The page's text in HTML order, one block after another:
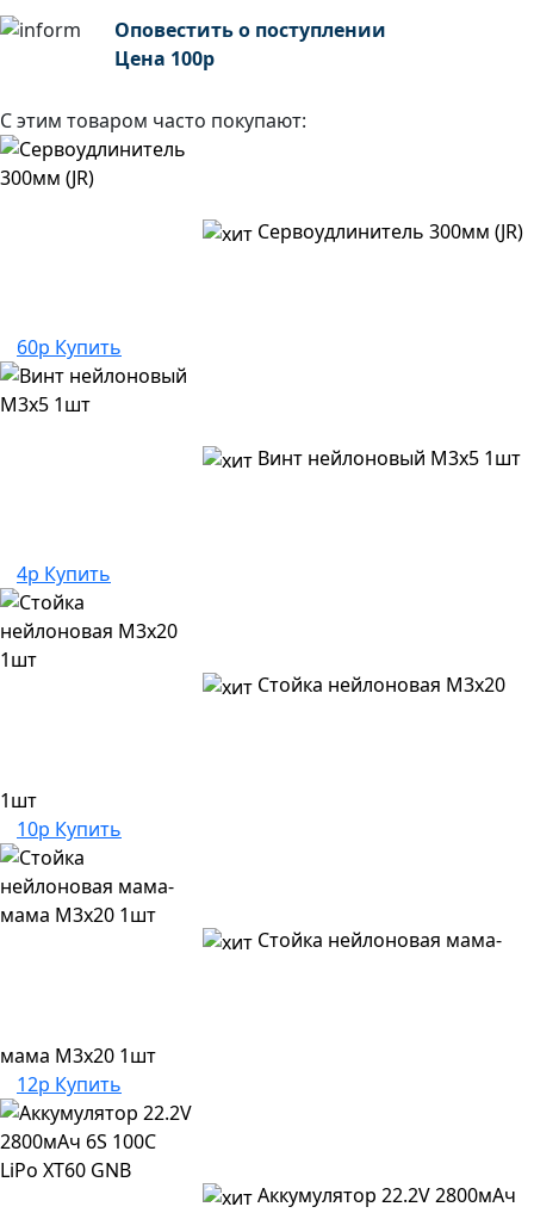
Оповестить о поступлении
Цена 100р
С этим товаром часто покупают:
Сервоудлинитель 300мм (JR)
60р Купить
Винт нейлоновый M3x5 1шт
4р Купить
Стойка нейлоновая M3x20
1шт
10р Купить
Стойка нейлоновая мама-
мама M3x20 1шт
12р Купить
Аккумулятор 22.2V 2800мАч